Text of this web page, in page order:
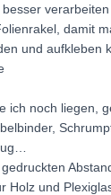
damit
und aufkleben
ich noch liegen,
Holz und